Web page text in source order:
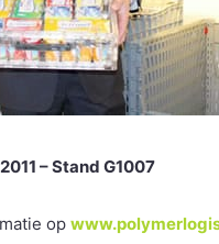
– Stand G1007
op